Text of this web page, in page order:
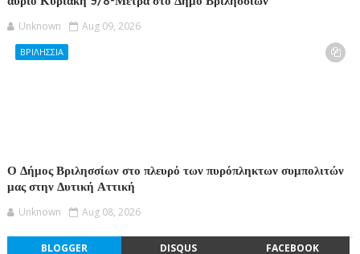
Unknown Aug 09, 2026
ΒΡΙΛΗΣΣΙΑ
Ο Δήμος Βριλησσίων στο πλευρό των πυρόπληκτων συμπολιτών
μας στην Δυτική Αττική
Unknown Aug 08, 2026
BLOGGER DISQUS FACEBOOK